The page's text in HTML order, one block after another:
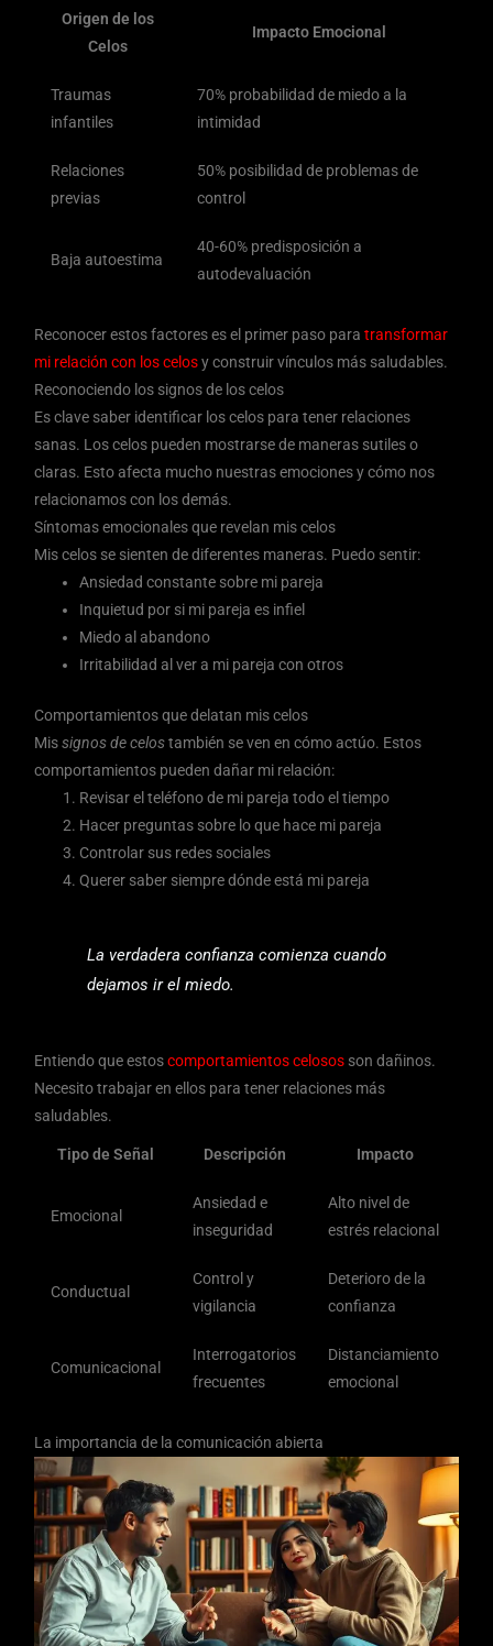
Origen de los
Celos
Impacto Emocional
Traumas
infantiles
70% probabilidad de miedo a la
intimidad
Relaciones
previas
50% posibilidad de problemas de
control
Baja autoestima
40-60% predisposición a
autodevaluación
Reconocer estos factores es el primer paso paratransformar
mi relación con los celosy construir vínculos más saludables.
Reconociendo los signos de los celos
Es clave saber identificar los celos para tener relaciones
sanas. Los celos pueden mostrarse de maneras sutiles o
claras. Esto afecta mucho nuestras emociones y cómo nos
relacionamos con los demás.
Síntomas emocionales que revelan mis celos
Mis celos se sienten de diferentes maneras. Puedo sentir:
Ansiedad constante sobre mi pareja
Inquietud por si mi pareja es infiel
Miedo al abandono
Irritabilidad al ver a mi pareja con otros
Comportamientos que delatan mis celos
Missignos de celostambién se ven en cómo actúo. Estos
comportamientos pueden dañar mi relación:
Revisar el teléfono de mi pareja todo el tiempo
Hacer preguntas sobre lo que hace mi pareja
Controlar sus redes sociales
Querer saber siempre dónde está mi pareja
La verdadera confianza comienza cuando
dejamos ir el miedo.
Entiendo que estoscomportamientos celosos son dañinos.
Necesito trabajar en ellos para tener relaciones más
saludables.
Tipo de Señal Descripción Impacto
Emocional
Ansiedad e
inseguridad
Alto nivel de
estrés relacional
Conductual
Control y
vigilancia
Deterioro de la
confianza
Comunicacional
Interrogatorios
frecuentes
Distanciamiento
emocional
La importancia de la comunicación abierta